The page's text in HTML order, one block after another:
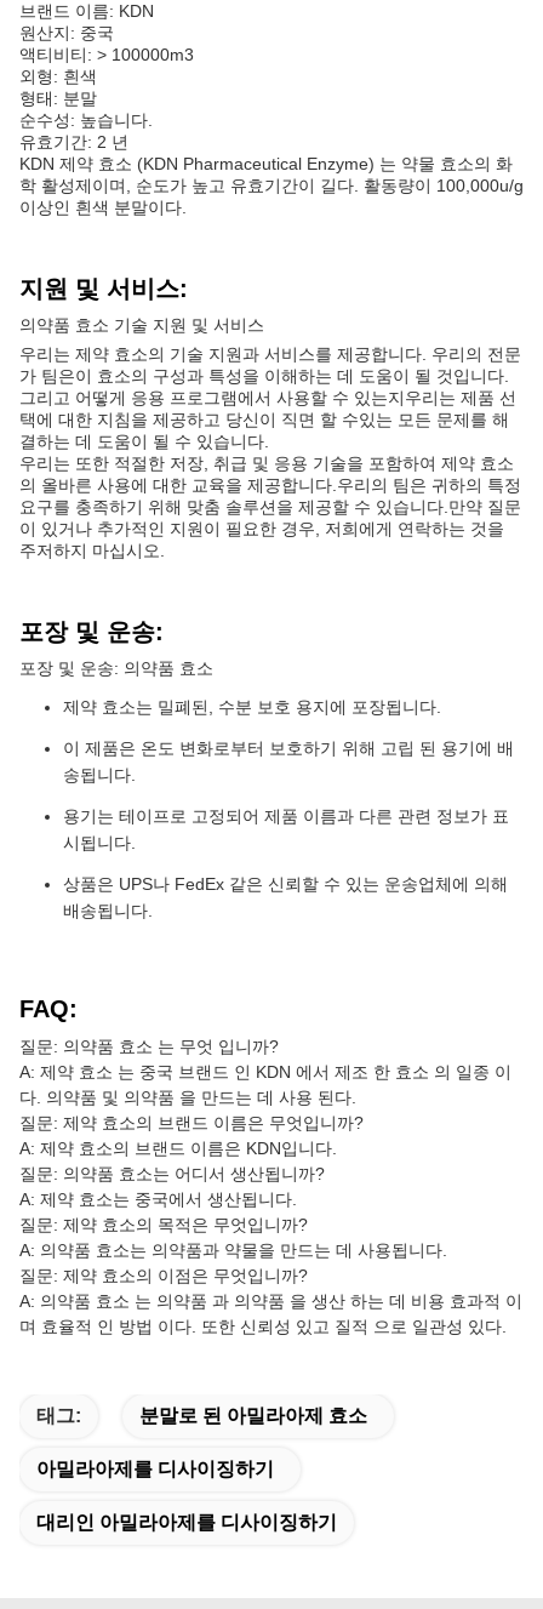
브랜드 이름: KDN
원산지: 중국
액티비티: > 100000m3
외형: 흰색
형태: 분말
순수성: 높습니다.
유효기간: 2 년
KDN 제약 효소 (KDN Pharmaceutical Enzyme) 는 약물 효소의 화
학 활성제이며, 순도가 높고 유효기간이 길다. 활동량이 100,000u/g
이상인 흰색 분말이다.
지원 및 서비스:
의약품 효소 기술 지원 및 서비스
우리는 제약 효소의 기술 지원과 서비스를 제공합니다. 우리의 전문
가 팀은이 효소의 구성과 특성을 이해하는 데 도움이 될 것입니다.
그리고 어떻게 응용 프로그램에서 사용할 수 있는지우리는 제품 선
택에 대한 지침을 제공하고 당신이 직면 할 수있는 모든 문제를 해
결하는 데 도움이 될 수 있습니다.
우리는 또한 적절한 저장, 취급 및 응용 기술을 포함하여 제약 효소
의 올바른 사용에 대한 교육을 제공합니다.우리의 팀은 귀하의 특정
요구를 충족하기 위해 맞춤 솔루션을 제공할 수 있습니다.만약 질문
이 있거나 추가적인 지원이 필요한 경우, 저희에게 연락하는 것을
주저하지 마십시오.
포장 및 운송:
포장 및 운송: 의약품 효소
제약 효소는 밀폐된, 수분 보호 용지에 포장됩니다.
이 제품은 온도 변화로부터 보호하기 위해 고립 된 용기에 배
송됩니다.
용기는 테이프로 고정되어 제품 이름과 다른 관련 정보가 표
시됩니다.
상품은 UPS나 FedEx 같은 신뢰할 수 있는 운송업체에 의해
배송됩니다.
FAQ:
질문: 의약품 효소 는 무엇 입니까?
A: 제약 효소 는 중국 브랜드 인 KDN 에서 제조 한 효소 의 일종 이
다. 의약품 및 의약품 을 만드는 데 사용 된다.
질문: 제약 효소의 브랜드 이름은 무엇입니까?
A: 제약 효소의 브랜드 이름은 KDN입니다.
질문: 의약품 효소는 어디서 생산됩니까?
A: 제약 효소는 중국에서 생산됩니다.
질문: 제약 효소의 목적은 무엇입니까?
A: 의약품 효소는 의약품과 약물을 만드는 데 사용됩니다.
질문: 제약 효소의 이점은 무엇입니까?
A: 의약품 효소 는 의약품 과 의약품 을 생산 하는 데 비용 효과적 이
며 효율적 인 방법 이다. 또한 신뢰성 있고 질적 으로 일관성 있다.
태그: 분말로 된 아밀라아제 효소
아밀라아제를 디사이징하기
대리인 아밀라아제를 디사이징하기